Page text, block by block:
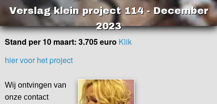
Verslag klein project 114 - December
2023
Stand per 10 maart: 3.705 euro Klik
hier voor het project
Wij ontvingen van
onze contact